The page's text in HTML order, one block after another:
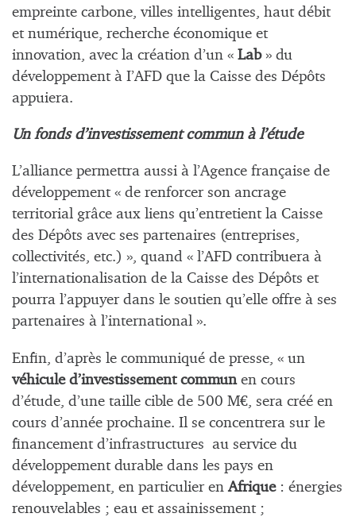
empreinte carbone, villes intelligentes, haut débit
et numérique, recherche économique et
innovation, avec la création d’un « Lab» du
développement à I’AFD que la Caisse des Dépôts
appuiera.
Un fonds d’investissement commun à l’étude
L’alliance permettra aussi à l’Agence française de
développement « de renforcer son ancrage
territorial grâce aux liens qu’entretient la Caisse
des Dépôts avec ses partenaires (entreprises,
collectivités, etc.) », quand « l’AFD contribuera à
l’internationalisation de la Caisse des Dépôts et
pourra l’appuyer dans le soutien qu’elle offre à ses
partenaires à l’international ».
Enfin, d’après le communiqué de presse, « un
véhicule d’investissement communen cours
d’étude, d’une taille cible de 500 M€, sera créé en
cours d’année prochaine. Il se concentrera sur le
financement d’infrastructures au service du
développement durable dans les pays en
développement, en particulier en Afrique : énergies
renouvelables ; eau et assainissement ;